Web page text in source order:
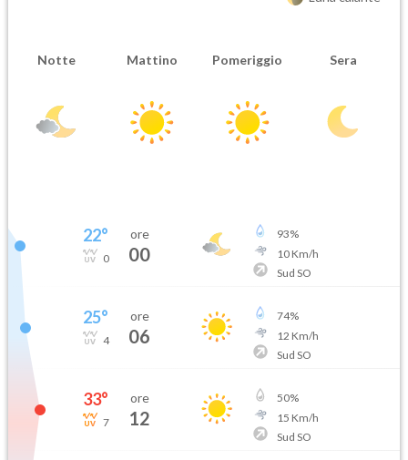
Notte Mattino Pomeriggio Sera
22°
0
ore
00
93%
10Km/h
Sud SO
25°
4
ore
06
74%
12 Km/h
Sud SO
33°
7
ore
12
50%
15 Km/h
Sud SO